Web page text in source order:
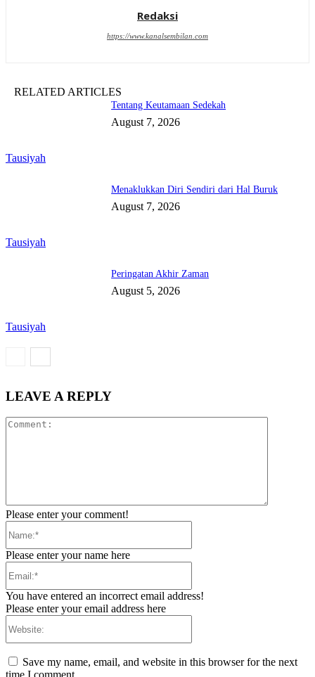
Redaksi
https://www.kanalsembilan.com
RELATED ARTICLES
Tausiyah
Tentang Keutamaan Sedekah
August 7, 2026
Tausiyah
Menaklukkan Diri Sendiri dari Hal Buruk
August 7, 2026
Tausiyah
Peringatan Akhir Zaman
August 5, 2026
LEAVE A REPLY
Please enter your comment!
Please enter your name here
You have entered an incorrect email address!
Please enter your email address here
Save my name, email, and website in this browser for the next